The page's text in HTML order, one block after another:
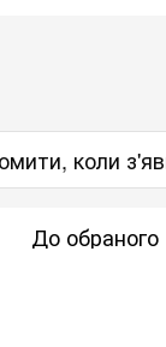
коли
До обраного